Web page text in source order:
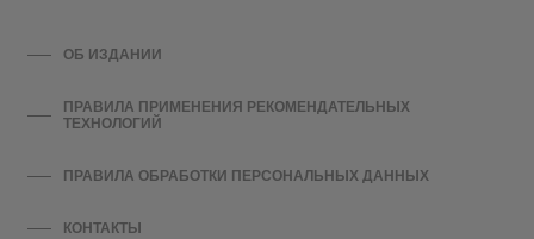
ОБ ИЗДАНИИ
ПРАВИЛА ПРИМЕНЕНИЯ РЕКОМЕНДАТЕЛЬНЫХ
ТЕХНОЛОГИЙ
ПРАВИЛА ОБРАБОТКИ ПЕРСОНАЛЬНЫХ ДАННЫХ
КОНТАКТЫ